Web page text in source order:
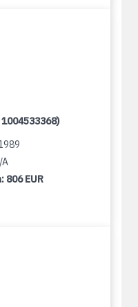
806 EUR